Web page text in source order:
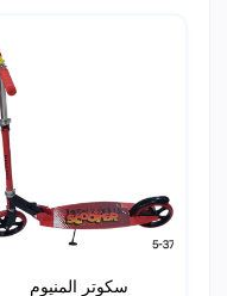
سكوتر المنيوم